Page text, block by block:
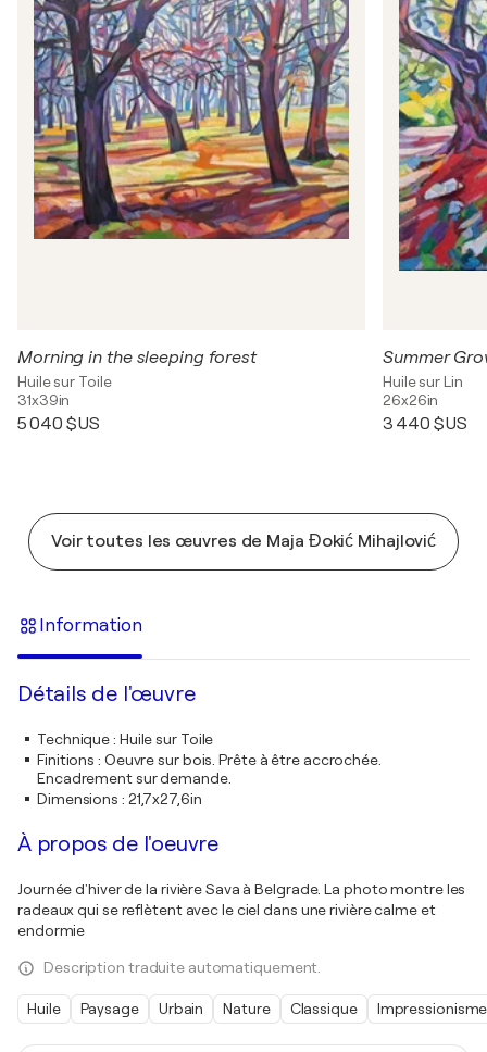
Morning in the sleeping forest
Huile sur Toile
31x39in
5 040 $US
Summer
Huile sur Lin
26x26in
3 440 $US
Voir toutes les œuvres de Maja Đokić Mihajlović
Information
Détails de l'œuvre
Technique: Huile sur Toile
Finitions : Oeuvre sur bois. Prête à être accrochée.
Encadrement sur demande.
Dimensions : 21,7x27,6in
À propos de l'oeuvre
Journée d'hiver de la rivière Sava à Belgrade. La photo montre les
radeaux qui se reflètent avec le ciel dans une rivière calme et
endormie
Description traduite automatiquement.
Huile Paysage Urbain Nature Classique Impressionisme